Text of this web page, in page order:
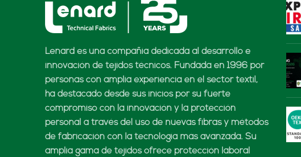
Lenard es una compañía dedicada al desarrollo e
innovación de tejidos técnicos. Fundada en 1996 por
personas con amplia experiencia en el sector textil,
ha destacado desde sus inicios por su fuerte
compromiso con la innovación y la protección
personal a través del uso de nuevas fibras y métodos
de fabricación con la tecnología más avanzada. Su
amplia gama de tejidos ofrece protección laboral